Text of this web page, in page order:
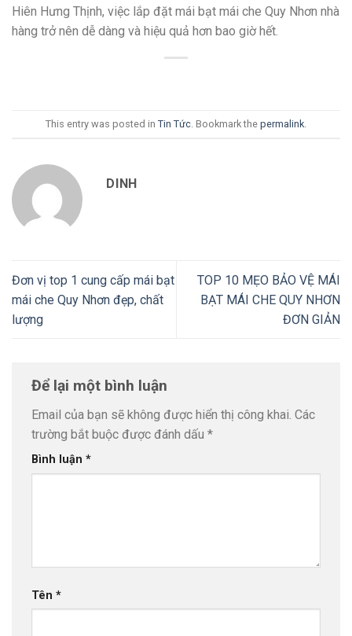
Hiên Hưng Thịnh, việc lắp đặt mái bạt mái che Quy Nhơn nhà
hàng trở nên dễ dàng và hiệu quả hơn bao giờ hết.
This entry was posted in Tin Tức . Bookmark the permalink
DINH
Đơn vị top 1 cung cấp mái bạt
mái che Quy Nhơn đẹp, chất
lượng
TOP 10 MẸO BẢO VỆ MÁI
BẠT MÁI CHE QUY NHƠN
ĐƠN GIẢN
Để lại một bình luận
Email của bạn sẽ không được hiển thị công khai. Các
trường bắt buộc được đánh dấu *
Bình luận *
Tên *